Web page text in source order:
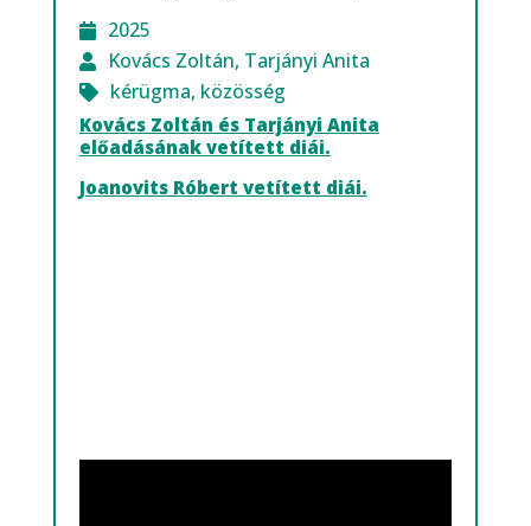
2025
Kovács Zoltán, Tarjányi Anita
kérügma, közösség
Kovács Zoltán és Tarjányi Anita
előadásának vetített diái.
Joanovits Róbert vetített diái.